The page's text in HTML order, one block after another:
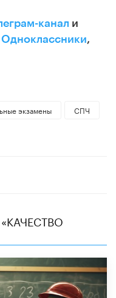
канал и
Одноклассники,
экзамены
СПЧ